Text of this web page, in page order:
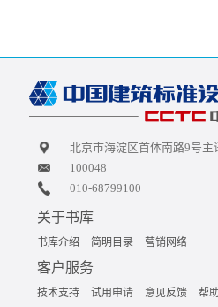
北京市海淀区首体南路9号主
100048
010-68799100
关于书库
书库介绍 简明目录 营销网络
客户服务
技术支持 试用申请 意见反馈 帮